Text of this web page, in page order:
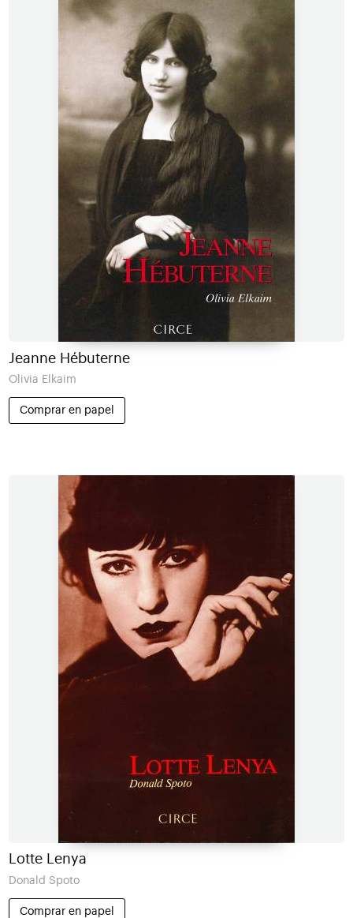
Jeanne Hébuterne
Olivia Elkaim
Comprar en papel
Lotte Lenya
Donald Spoto
Comprar en papel